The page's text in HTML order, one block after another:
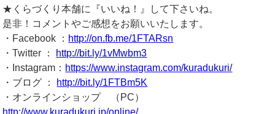
★くらづくり本舗に『いいね！』して下さいね。
是非！コメントやご感想をお願いいたします。
・Facebook ： http://on.fb.me/1FTARsn
・Twitter ： http://bit.ly/1vMwbm3
・Instagram： https://www.instagram.com/kuradukuri/
・ブログ ： http://bit.ly/1FTBm5K
・オンラインショップ （PC）
http://www.kuradukuri.jp/online/